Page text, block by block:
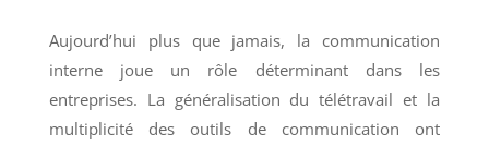
Aujourd’hui plus que jamais, la communication
interne joue un rôle déterminant dans les
entreprises. La généralisation du télétravail et la
multiplicité des outils de communication ont